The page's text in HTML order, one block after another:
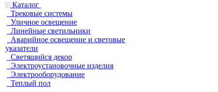
Каталог
Трековые системы
Уличное освещение
Линейные светильники
Аварийное освещение и световые
указатели
Светящийся декор
Электроустановочные изделия
Электрооборудование
Теплый пол